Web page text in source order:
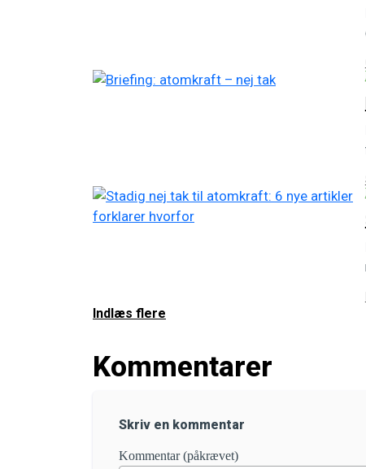
Indlæs flere
Kommentarer
Skriv en kommentar
Kommentar (påkrævet)